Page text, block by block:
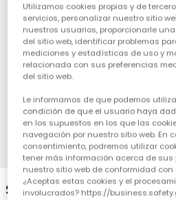
1 2 3
Samarreta nena
Utilizamos cookies propias y de
servicios, personalizar nuestro sitio
nuestros usuarios, proporcionarle
del sitio web, identificar problemas
mediciones y estadísticas de uso y
relacionada con sus preferencias
del sitio web.
Le informamos de que podemos
condición de que el usuario haya
en los supuestos en los que las
navegación por nuestro sitio web. En
consentimiento, podremos utilizar
tener más información acerca de
nuestro sitio web de conformidad
¿Aceptas estas cookies y el
involucrados? https://